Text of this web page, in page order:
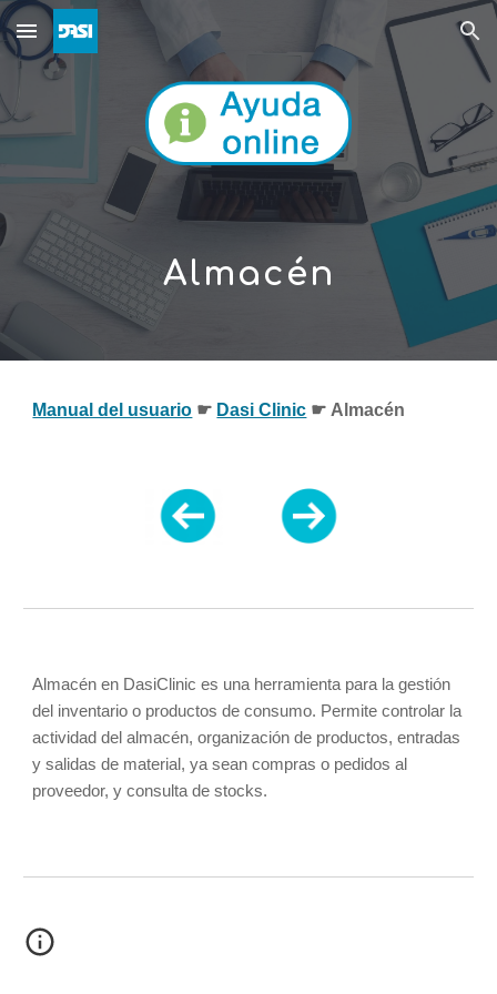
Skip to main content Skip to navigation
Almacén
Manual del usuario ☛ Dasi Clinic ☛ Almacén
Almacén en DasiClinic es una herramienta para la gestión
del inventario o productos de consumo. Permite controlar la
actividad del almacén, organización de productos, entradas
y salidas de material, ya sean compras o pedidos al
proveedor, y consulta de stocks.